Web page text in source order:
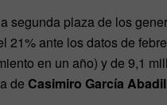
segunda plaza de los
21% ante los datos de
en un año) y de 9,1
de Casimiro García